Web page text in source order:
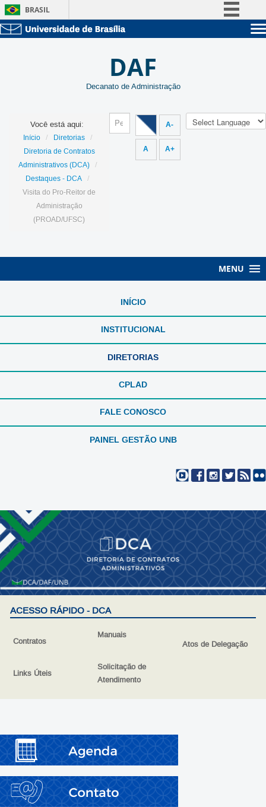
BRASIL
Acesso à informação
Canais
Servidor
DAF
Decanato de Administração
Você está aqui:
Início / Diretorias /
Diretoria de Contratos
Administrativos (DCA)
/
Destaques - DCA /
Visita do Pro-Reitor de
Administração
(PROAD/UFSC)
A-
A A+
MENU
INÍCIO
INSTITUCIONAL
DIRETORIAS
CPLAD
FALE CONOSCO
PAINEL GESTÃO UNB
ACESSO RÁPIDO - DCA
Contratos
Links Úteis
Manuais
Solicitação de
Atendimento
Atos de Delegação